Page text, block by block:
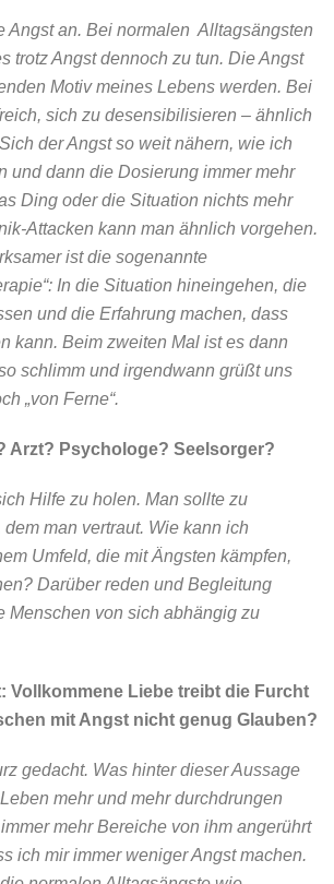
Angst an. Bei normalen Alltagsängsten
trotz Angst dennoch zu tun. Die Angst
Motiv meines Lebens werden. Bei
sich zu desensibilisieren – ähnlich
der Angst so weit nähern, wie ich
und dann die Dosierung immer mehr
Ding oder die Situation nichts mehr
Attacken kann man ähnlich vorgehen.
ist die sogenannte
In die Situation hineingehen, die
und die Erfahrung machen, dass
kann. Beim zweiten Mal ist es dann
schlimm und irgendwann grüßt uns
„von Ferne“.
Arzt? Psychologe? Seelsorger?
Hilfe zu holen. Man sollte zu
man vertraut. Wie kann ich
Umfeld, die mit Ängsten kämpfen,
Darüber reden und Begleitung
Menschen von sich abhängig zu
Vollkommene Liebe treibt die Furcht
mit Angst nicht genug Glauben?
gedacht. Was hinter dieser Aussage
mehr und mehr durchdrungen
mehr Bereiche von ihm angerührt
ich mir immer weniger Angst machen.